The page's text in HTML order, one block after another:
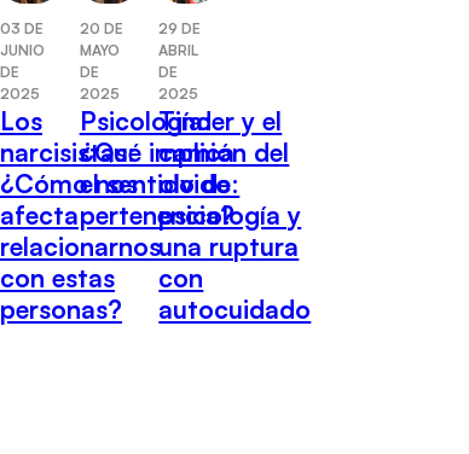
03 DE
JUNIO
DE
2025
Los
narcisistas:
¿Cómo nos
afecta
relacionarnos
con estas
personas?
20 DE
MAYO
DE
2025
Psicología:
¿Qué implica
el sentido de
pertenencia?
29 DE
ABRIL
DE
2025
Tinder y el
camión del
olvido:
psicología y
una ruptura
con
autocuidado